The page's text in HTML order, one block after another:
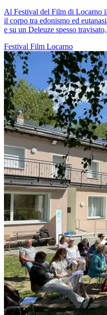
Al Festival del Film di Locarno
il corpo tra edonismo ed
e su un Deleuze spesso
Festival Film Locarno